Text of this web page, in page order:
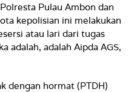
Pulau Ambon dan
kepolisian ini melakukan
atau lari dari tugas
adalah, adalah Aipda AGS,
dengan hormat (PTDH)